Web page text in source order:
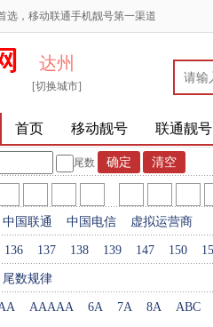
选，移动联通手机靓号第一渠道
达州
[切换城市]
首页 移动靓号 联通靓号
尾数
中国联通 中国电信 虚拟运营商
136 137 138 139 147 150
尾数规律
AAAAA 6A 7A 8A
ABC